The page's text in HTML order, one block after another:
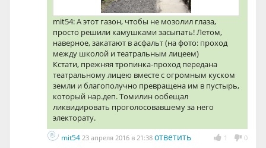
mit54: А этот газон, чтобы не мозолил глаза,
просто решили камушками засыпать! Летом,
наверное, закатают в асфальт (на фото: проход
между школой и театральным лицеем)
Кстати, прежняя тропинка-проход передана
театральному лицею вместе с огромным куском
земли и благополучно превращена им в пустырь,
который нар.деп. Томилин ообещал
ликвидировать проголосовавшему за него
электорату.
1 0
mit54 23 апреля 2016 в 21:38 ответить